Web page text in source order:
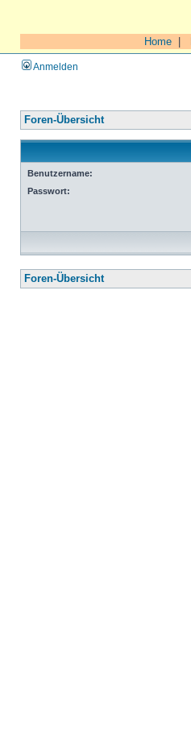
Home
Anmelden
Foren-Übersicht
Benutzername:
Passwort:
Foren-Übersicht